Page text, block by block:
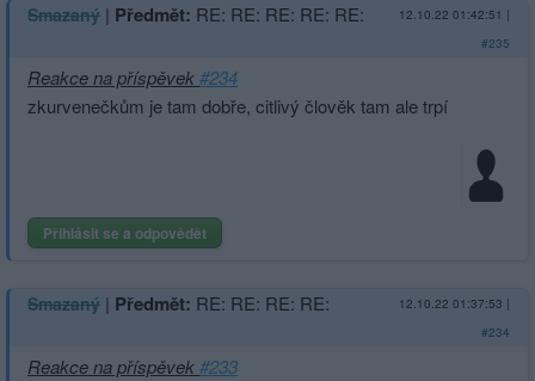
Smazaný | Předmět: RE: RE: RE: RE: RE: 12.10.22 01:42:51 |
#235
Reakce na příspěvek#234
zkurvenečkům je tam dobře, citlivý člověk tam ale trpí
Přihlásit se a odpovědět
Smazaný | Předmět: RE: RE: RE: RE: 12.10.22 01:37:53 |
#234
Reakce na příspěvek#233